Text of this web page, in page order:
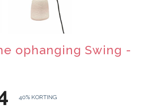
ophanging Swing -
40% KORTING